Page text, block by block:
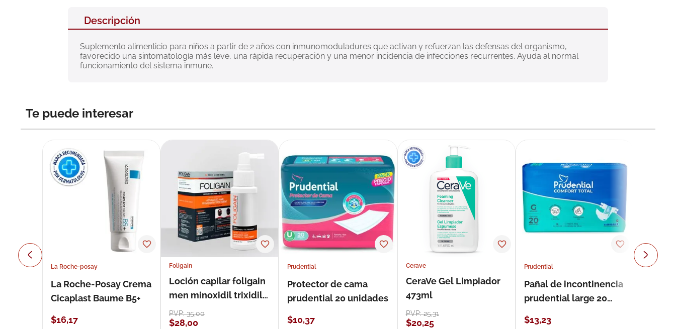
Descripción
Suplemento alimenticio para niños a partir de 2 años con inmunomoduladures que activan y refuerzan las defensas del organismo,
favorecido una sintomatología más leve, una rápida recuperación y una menor incidencia de infecciones recurrentes. Ayuda al normal
funcionamiento del sistema inmune.
Te puede interesar
La Roche-posay
La Roche-Posay Crema
Cicaplast Baume B5+
$16,17
Foligain
Loción capilar foligain
men minoxidil trixidil
loción 59 ml
PVP:35,00
$28,00
Prudential
Protector de cama
prudential 20 unidades
$10,37
Cerave
CeraVe Gel Limpiador
473ml
PVP:25,31
$20,25
Prudential
Pañal de incontinencia
prudential large 20
$13,23